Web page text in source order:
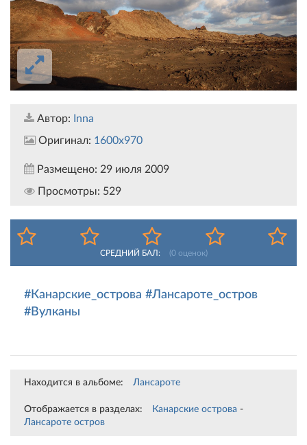
Автор:
Inna
Оригинал: 1600x970
Размещено: 29 июля 2009
Просмотры: 529
СРЕДНИЙ БАЛ: (0оценок)
#Канарские_острова #Лансароте_остров
#Вулканы
Находится в альбоме: Лансароте
Отображается в разделах: Канарские острова -
Лансароте остров